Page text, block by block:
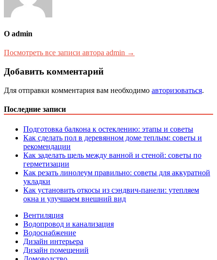
О admin
Посмотреть все записи автора admin →
Добавить комментарий
Для отправки комментария вам необходимо авторизоваться.
Последние записи
Подготовка балкона к остеклению: этапы и советы
Как сделать пол в деревянном доме теплым: советы и
рекомендации
Как заделать щель между ванной и стеной: советы по
герметизации
Как резать линолеум правильно: советы для аккуратной
укладки
Как установить откосы из сэндвич-панели: утепляем
окна и улучшаем внешний вид
Вентиляция
Водопровод и канализация
Водоснабжение
Дизайн интерьера
Дизайн помещений